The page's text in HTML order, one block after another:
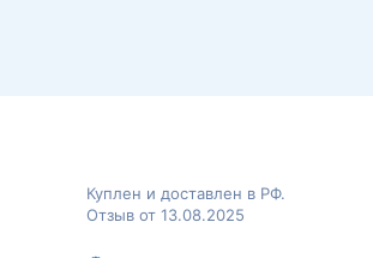
Куплен и доставлен в РФ.
Отзыв от 13.08.2025